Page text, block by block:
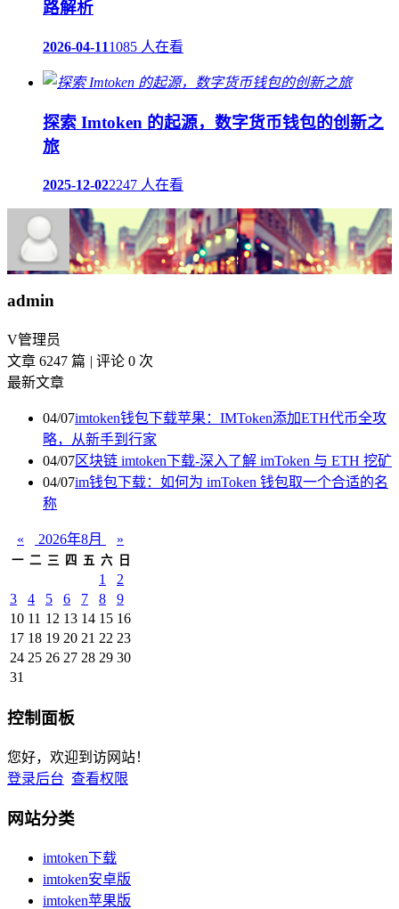
路解析
2026-04-111085 人在看
探索 Imtoken 的起源，数字货币钱包的创新之
旅
2025-12-022247 人在看
admin
V管理员
文章 6247 篇 | 评论 0 次
最新文章
04/07imtoken钱包下载苹果：IMToken添加ETH代币全攻
略，从新手到行家
04/07区块链 imtoken下载-深入了解 imToken 与 ETH 挖矿
04/07im钱包下载：如何为 imToken 钱包取一个合适的名
称
« 2026年8月 »
一 二 三 四 五 六 日
1
2
3
4 5 6 7 8
9
10 11 12 13 14 15 16
17 18 19 20 21 22 23
24 25 26 27 28 29 30
31
控制面板
您好，欢迎到访网站！
登录后台 查看权限
网站分类
imtoken下载
imtoken安卓版
imtoken苹果版